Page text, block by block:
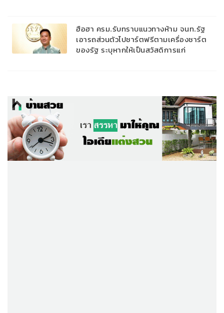
ฮือฮา ครม.รับทราบแนวทางห้าม จนท.รัฐ
เอารถส่วนตัวไปชาร์ตฟรีตามเครื่องชาร์ต
ของรัฐ ระบุหากให้เป็นสวัสดิการแก่